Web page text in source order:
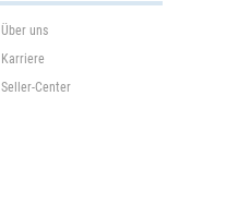
Über uns
Karriere
Seller-Center